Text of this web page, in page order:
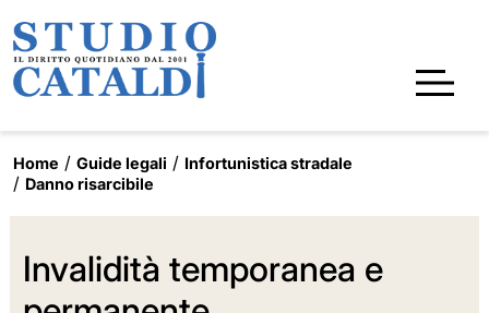
Home Guide legali
Infortunistica stradale
Danno risarcibile
Invalidità temporanea e